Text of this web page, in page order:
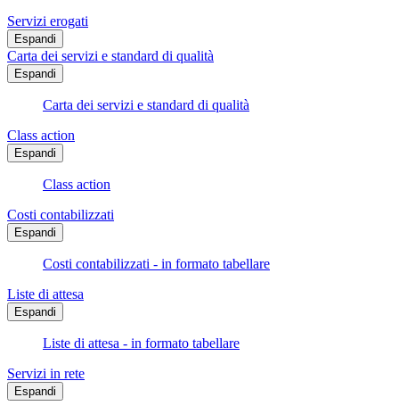
Servizi erogati
Espandi
Carta dei servizi e standard di qualità
Espandi
Carta dei servizi e standard di qualità
Class action
Espandi
Class action
Costi contabilizzati
Espandi
Costi contabilizzati - in formato tabellare
Liste di attesa
Espandi
Liste di attesa - in formato tabellare
Servizi in rete
Espandi